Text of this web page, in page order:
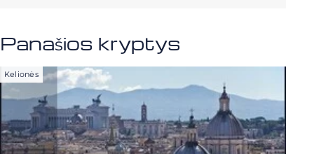
Panašios kryptys
Kelionės